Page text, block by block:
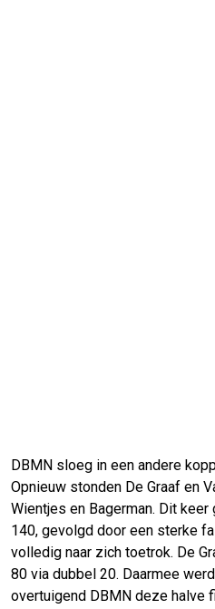
DBMN sloeg in een andere
Opnieuw stonden De Graaf en
Wientjes en Bagerman. Dit
140, gevolgd door een sterke
volledig naar zich toetrok. De
80 via dubbel 20. Daarmee
overtuigend DBMN deze halve